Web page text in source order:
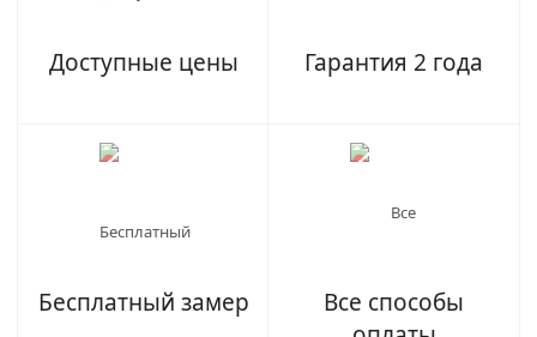
Доступные цены Гарантия 2 года
Бесплатный замер
Все способы